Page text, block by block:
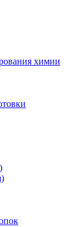
химии